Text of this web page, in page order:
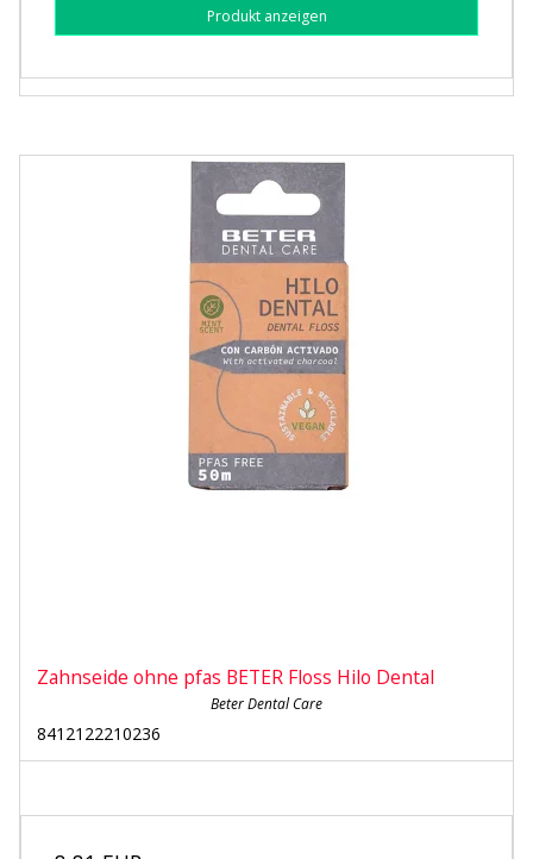
Produkt anzeigen
Zahnseide ohne pfas BETER Floss Hilo Dental
Beter Dental Care
8412122210236